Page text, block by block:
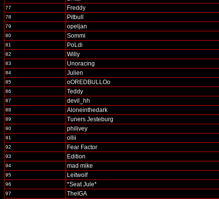
77 Freddy
78 Pitbull
79 opeljan
80 Sommi
81 PoLdi
82 Willy
83 Unoracing
84 Julien
85 oOREDBULLOo
86 Teddy
87 devil_hh
88 Aloneinthedark
89 Tuners Jesteburg
90 philivey
91 ollii
92 Fear Factor
93 Edition
94 mad mike
95 Leitwolf
96 *Seat Jule*
97 TheIGA